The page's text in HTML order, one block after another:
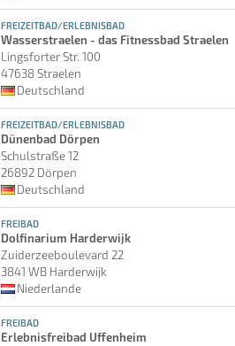
FREIZEITBAD/ERLEBNISBAD
Wasserstraelen - das Fitnessbad Straelen
Lingsforter Str. 100
47638 Straelen
Deutschland
FREIZEITBAD/ERLEBNISBAD
Dünenbad Dörpen
Schulstraße 12
26892 Dörpen
Deutschland
FREIBAD
Dolfinarium Harderwijk
Zuiderzeeboulevard 22
3841 WB Harderwijk
Niederlande
FREIBAD
Erlebnisfreibad Uffenheim